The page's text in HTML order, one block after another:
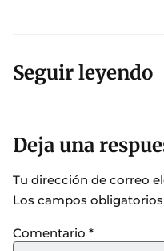
Seguir leyendo
Deja una
Tu dirección de correo
Los campos
Comentario *